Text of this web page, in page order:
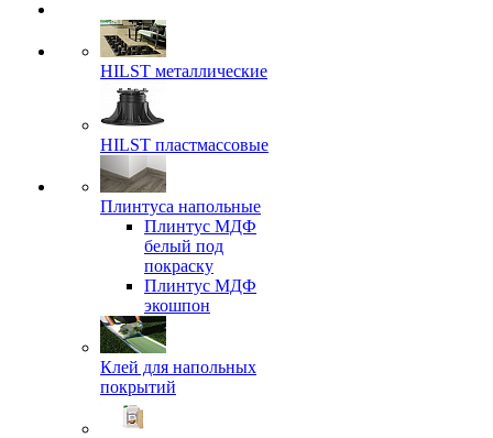
HILST металлические
HILST пластмассовые
Плинтуса напольные
Плинтус МДФ
белый под
покраску
Плинтус МДФ
экошпон
Клей для напольных
покрытий